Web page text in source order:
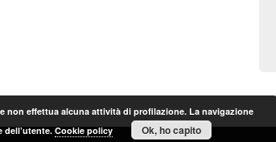
non effettua alcuna attività di profilazione. La navigazione
dell’utente.Cookie policy Ok, ho capito